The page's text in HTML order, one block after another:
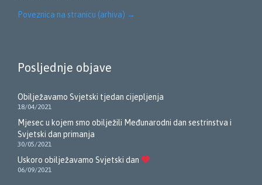
Poveznica na stranicu (arhiva) →
Posljednje objave
Obilježavamo Svjetski tjedan cijepljenja
18/04/2021
Mjesec u kojem smo obilježili Međunarodni dan sestrinstva i
Svjetski dan primanja
30/05/2021
Uskoro obilježavamo Svjetski dan
06/09/2021